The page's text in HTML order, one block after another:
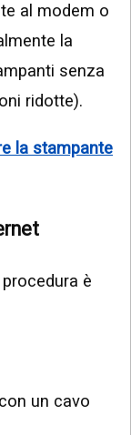
al modem o
la
senza
ridotte).
la stampante
è
un cavo